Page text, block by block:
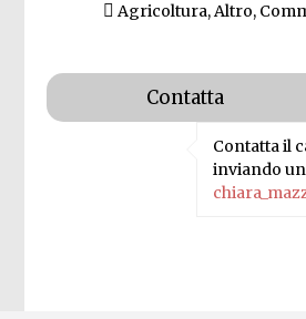
Agricoltura, Altro,
Contatta il
inviando